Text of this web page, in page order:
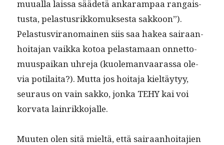
muual­la lais­sa sääde­tä ankaram­paa ran­gais­
tus­ta, pelas­tus­rikko­muk­ses­ta sakkoon”).
Pelas­tusvi­ra­nomainen siis saa hakea sairaan­
hoita­jan vaik­ka kotoa pelas­ta­maan onnet­to­
muu­s­paikan uhre­ja (kuole­man­vaaras­sa ole­
via poti­lai­ta?). Mut­ta jos hoita­ja kieltäy­tyy,
seu­raus on vain sakko, jon­ka TEHY kai voi
kor­va­ta lainrikkojalle.
Muuten olen sitä mieltä, että sairaan­hoita­jien